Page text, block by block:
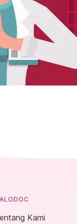
Kami